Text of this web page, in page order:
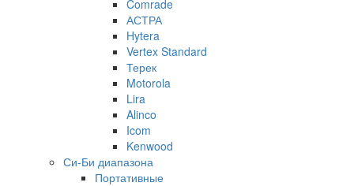
Comrade
АСТРА
Hytera
Vertex Standard
Терек
Motorola
Lira
Alinco
Icom
Kenwood
Си-Би диапазона
Портативные